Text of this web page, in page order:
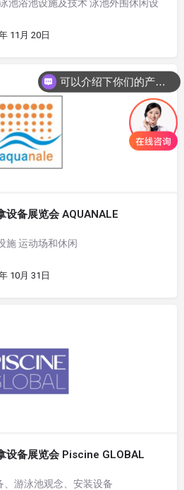
池浴池设施及技术 泳池外围休闲设
11月 20日
设备展览会 AQUANALE
施 运动场和休闲
10月 31日
设备展览会 Piscine GLOBAL
、游泳池观念、安装设备
可以介绍下你们的产品么